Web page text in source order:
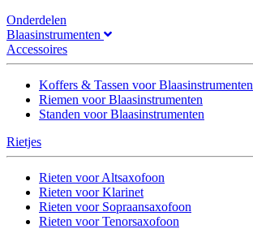
Onderdelen
Blaasinstrumenten
Accessoires
Koffers & Tassen voor Blaasinstrumenten
Riemen voor Blaasinstrumenten
Standen voor Blaasinstrumenten
Rietjes
Rieten voor Altsaxofoon
Rieten voor Klarinet
Rieten voor Sopraansaxofoon
Rieten voor Tenorsaxofoon